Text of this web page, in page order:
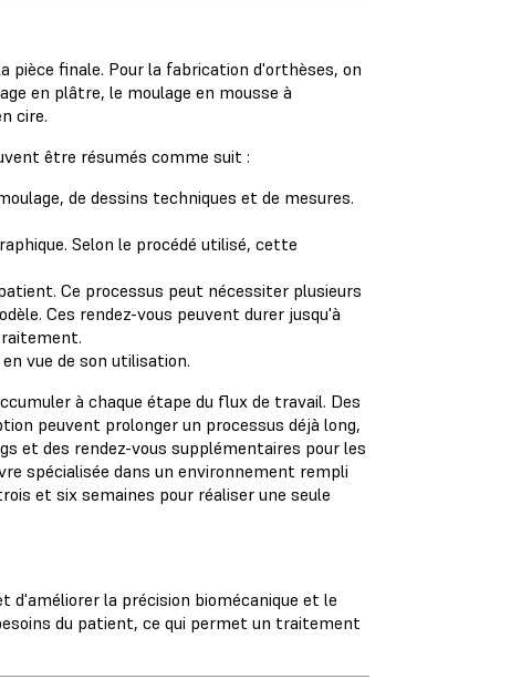
finale. Pour la fabrication d'orthèses, on
en plâtre, le moulage en mousse à
cire.
être résumés comme suit :
de dessins techniques et de mesures.
Selon le procédé utilisé, cette
Ce processus peut nécessiter plusieurs
Ces rendez-vous peuvent durer jusqu'à
vue de son utilisation.
à chaque étape du flux de travail. Des
peuvent prolonger un processus déjà long,
et des rendez-vous supplémentaires pour les
spécialisée dans un environnement rempli
et six semaines pour réaliser une seule
d'améliorer la précision biomécanique et le
du patient, ce qui permet un traitement